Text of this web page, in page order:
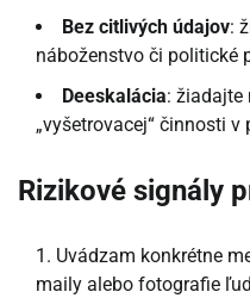
Bez citlivých údajov:
náboženstvo či politické
Deeskalácia: žiadajte
„vyšetrovacej“ činnosti v
Rizikové signály
Uvádzam konkrétne
maily alebo fotografie